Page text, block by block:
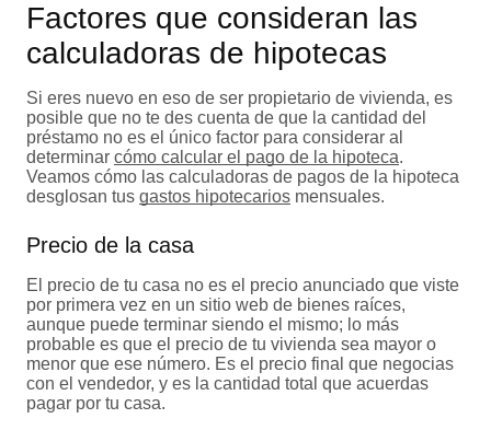
Factores que consideran las
calculadoras de hipotecas
Si eres nuevo en eso de ser propietario de vivienda, es
posible que no te des cuenta de que la cantidad del
préstamo no es el único factor para considerar al
determinar cómo calcular el pago de la hipoteca.
Veamos cómo las calculadoras de pagos de la hipoteca
desglosan tus gastos hipotecarios mensuales.
Precio de la casa
El precio de tu casa no es el precio anunciado que viste
por primera vez en un sitio web de bienes raíces,
aunque puede terminar siendo el mismo; lo más
probable es que el precio de tu vivienda sea mayor o
menor que ese número. Es el precio final que negocias
con el vendedor, y es la cantidad total que acuerdas
pagar por tu casa.